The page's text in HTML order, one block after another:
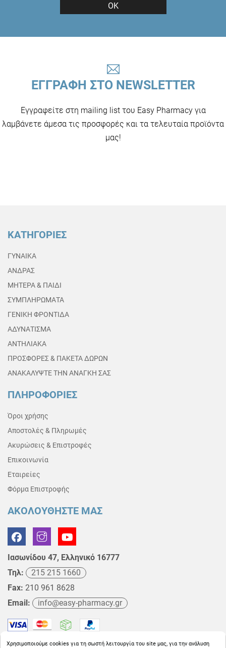
ΟΚ
ΕΓΓΡΑΦΗ ΣΤΟ NEWSLETTER
Εγγραφείτε στη mailing list του Easy Pharmacy για
λαμβάνετε άμεσα τις προσφορές και τα τελευταία προϊόντα
μας!
ΚΑΤΗΓΟΡΙΕΣ
ΓΥΝΑΙΚΑ
ΑΝΔΡΑΣ
ΜΗΤΕΡΑ & ΠΑΙΔΙ
ΣΥΜΠΛΗΡΩΜΑΤΑ
ΓΕΝΙΚΗ ΦΡΟΝΤΙΔΑ
ΑΔΥΝΑΤΙΣΜΑ
ΑΝΤΗΛΙΑΚΑ
ΠΡΟΣΦΟΡΕΣ & ΠΑΚΕΤΑ ΔΩΡΩΝ
ΑΝΑΚΑΛΥΨΤΕ ΤΗΝ ΑΝΑΓΚΗ ΣΑΣ
ΠΛΗΡΟΦΟΡΙΕΣ
Όροι χρήσης
Αποστολές & Πληρωμές
Ακυρώσεις & Επιστροφές
Επικοινωνία
Εταιρείες
Φόρμα Επιστροφής
ΑΚΟΛΟΥΘΗΣΤΕ ΜΑΣ
Ιασωνίδου 47, Ελληνικό 16777
Τηλ:
215 215 1660
Fax: 210 961 8628
Email:
info@easy-pharmacy.gr
Χρησιμοποιούμε cookies για τη σωστή λειτουργία του site μας, για την ανάλυση